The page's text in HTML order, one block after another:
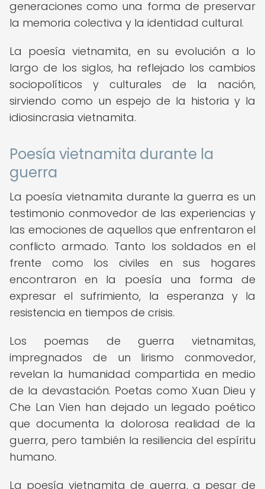
generaciones como una forma de preservar
la memoria colectiva y la identidad cultural.
La poesía vietnamita, en su evolución a lo
largo de los siglos, ha reflejado los cambios
sociopolíticos y culturales de la nación,
sirviendo como un espejo de la historia y la
idiosincrasia vietnamita.
Poesía vietnamita durante la
guerra
La poesía vietnamita durante la guerra es un
testimonio conmovedor de las experiencias y
las emociones de aquellos que enfrentaron el
conflicto armado. Tanto los soldados en el
frente como los civiles en sus hogares
encontraron en la poesía una forma de
expresar el sufrimiento, la esperanza y la
resistencia en tiempos de crisis.
Los poemas de guerra vietnamitas,
impregnados de un lirismo conmovedor,
revelan la humanidad compartida en medio
de la devastación. Poetas como Xuan Dieu y
Che Lan Vien han dejado un legado poético
que documenta la dolorosa realidad de la
guerra, pero también la resiliencia del espíritu
humano.
La poesía vietnamita de guerra, a pesar de